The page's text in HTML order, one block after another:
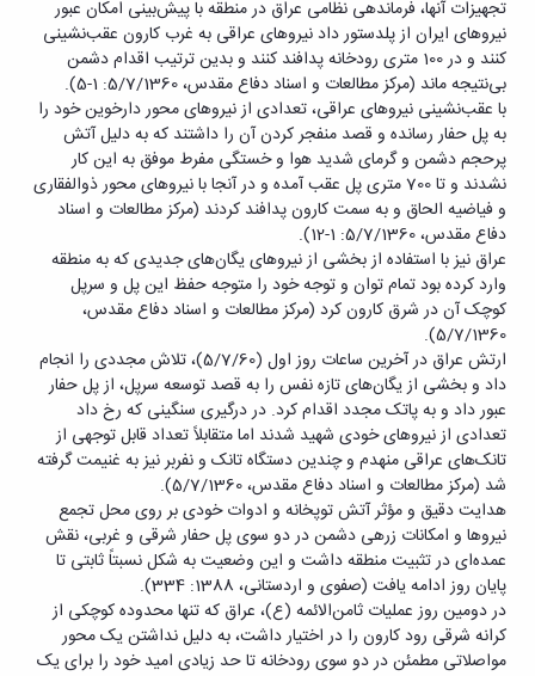
تجهیزات آنها، فرماندهی نظامی عراق در منطقه با پیش‌بینی امکان عبور
نیروهای ایران از پلدستور داد نیروهای عراقی به غرب کارون عقب‌نشینی
کنند و در 100 متری رودخانه پدافند کنند و بدین ترتیب اقدام دشمن
بی‌نتیجه ماند (مرکز مطالعات و اسناد دفاع مقدس، 5/7/1360: 1-5).
با عقب‌نشینی نیروهای عراقی، تعدادی از نیروهای محور دارخوین خود را
به پل حفار رسانده و قصد منفجر کردن آن را داشتند که به دلیل آتش
پرحجم دشمن و گرمای شدید هوا و خستگی مفرط موفق به این کار
نشدند و تا 700 متری پل عقب آمده و در آنجا با نیروهای محور ذوالفقاری
و فیاضیه الحاق و به سمت کارون پدافند کردند (مرکز مطالعات و اسناد
دفاع مقدس، 5/7/1360: 1-12).
عراق نیز با استفاده از بخشی از نیروهای یگان‌های جدیدی که به منطقه
وارد کرده بود تمام توان و توجه خود را متوجه حفظ این پل و سرپل
کوچک آن در شرق کارون کرد (مرکز مطالعات و اسناد دفاع مقدس،
5/7/1360).
ارتش عراق در آخرین ساعات روز اول (5/7/60)، تلاش مجددی را انجام
داد و بخشی از یگان‌های تازه نفس را به قصد توسعه سرپل، از پل حفار
عبور داد و به پاتک مجدد اقدام کرد. در درگیری سنگینی که رخ داد
تعدادی از نیروهای خودی شهید شدند اما متقابلاً تعداد قابل توجهی از
تانک‌های عراقی منهدم و چندین دستگاه تانک و نفربر نیز به غنیمت گرفته
شد (مرکز مطالعات و اسناد دفاع مقدس، 5/7/1360).
هدایت دقیق و مؤثر آتش توپخانه و ادوات خودی بر روی محل تجمع
نیروها و امکانات زرهی دشمن در دو سوی پل حفار شرقی و غربی، نقش
عمده‌ای در تثبیت منطقه داشت و این وضعیت به شکل نسبتاً ثابتی تا
پایان روز ادامه یافت (صفوی و اردستانی، 1388: 334).
در دومین روز عملیات ثامن‌الائمه (ع)، عراق که تنها محدوده کوچکی از
کرانه شرقی رود کارون را در اختیار داشت، به دلیل نداشتن یک محور
مواصلاتی مطمئن در دو سوی رودخانه تا حد زیادی امید خود را برای یک